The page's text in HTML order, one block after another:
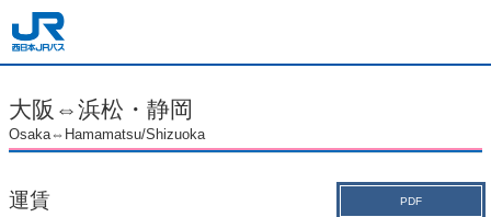
大阪⇔浜松・静岡
Osaka⇔Hamamatsu/Shizuoka
運賃 PDF